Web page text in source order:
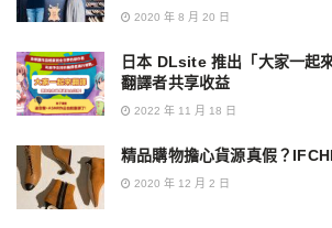
2020 年 8 月 20 日
日本 DLsite 推出「大家一起
翻譯者共享收益
2022 年 11 月 18 日
精品購物擔心貨源真假？
2020 年 12 月 2 日